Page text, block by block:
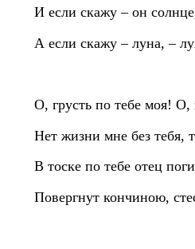
И если скажу – он
А если скажу – луна, –
О, грусть по тебе моя! О,
Нет жизни мне без тебя,
В тоске по тебе отец
Повергнут кончиною,